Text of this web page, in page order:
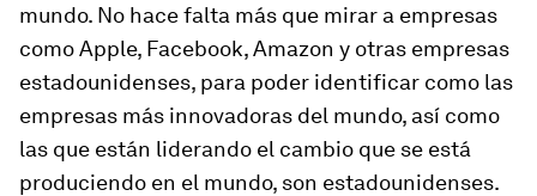
mundo. No hace falta más que mirar a empresas
como Apple, Facebook, Amazon y otras empresas
estadounidenses, para poder identificar como las
empresas más innovadoras del mundo, así como
las que están liderando el cambio que se está
produciendo en el mundo, son estadounidenses.